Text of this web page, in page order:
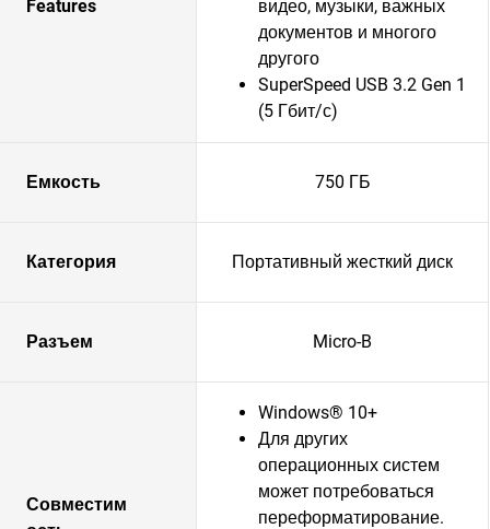
Features
видео, музыки, важных
документов и многого
другого
SuperSpeed USB 3.2 Gen 1
(5 Гбит/с)
Емкость 750 ГБ
Категория Портативный жесткий диск
Разъем Micro-B
Совместим
Windows® 10+
Для других
операционных систем
может потребоваться
переформатирование.